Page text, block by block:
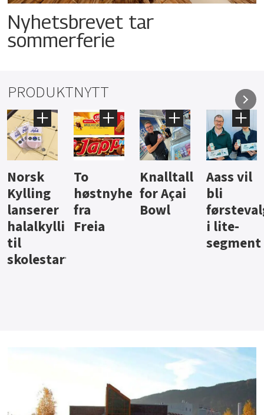
Nyhetsbrevet tar
sommerferie
PRODUKTNYTT
Knalltall
for Açai
Bowl
Aass vil
bli
førstevalg
i lite-
Brus og
jus fra
Berentsen
Hard
iste fra
Hansa